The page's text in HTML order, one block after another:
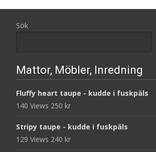
Sök
Mattor, Möbler, Inredning
Fluffy heart taupe - kudde i fuskpäls
140 Views 250 kr
Stripy taupe - kudde i fuskpäls
129 Views 240 kr